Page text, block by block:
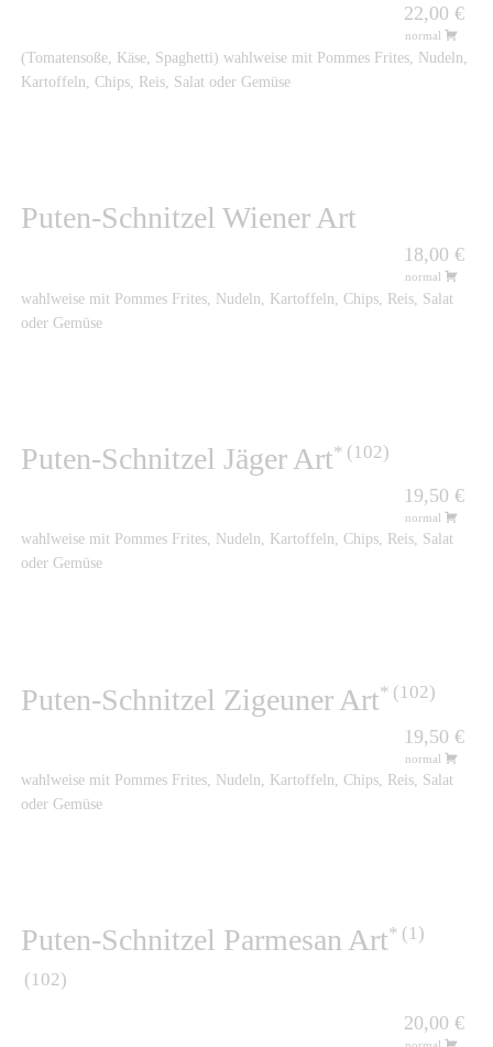
22,00 €
normal
(Tomatensoße, Käse, Spaghetti) wahlweise mit Pommes Frites, Nudeln,
Kartoffeln, Chips, Reis, Salat oder Gemüse
Puten-Schnitzel Wiener Art
18,00 €
normal
wahlweise mit Pommes Frites, Nudeln, Kartoffeln, Chips, Reis, Salat
oder Gemüse
Puten-Schnitzel Jäger Art 102
19,50 €
normal
wahlweise mit Pommes Frites, Nudeln, Kartoffeln, Chips, Reis, Salat
oder Gemüse
Puten-Schnitzel Zigeuner Art 102
19,50 €
normal
wahlweise mit Pommes Frites, Nudeln, Kartoffeln, Chips, Reis, Salat
oder Gemüse
Puten-Schnitzel Parmesan Art 1
102
20,00 €